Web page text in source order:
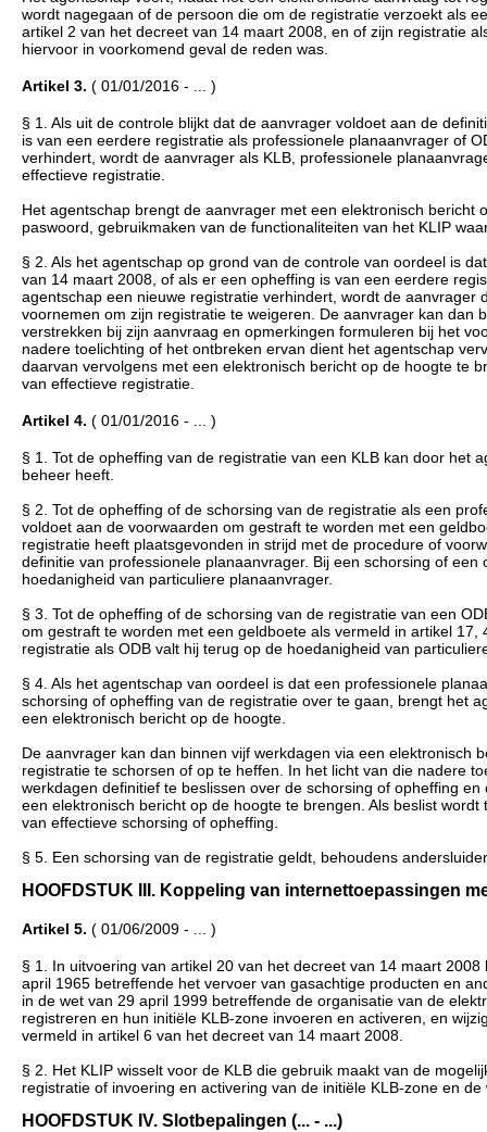
wordt nagegaan of de persoon die om de registratie verzoekt als
artikel 2 van het decreet van 14 maart 2008, en of zijn registratie
hiervoor in voorkomend geval de reden was.
Artikel 3. ( 01/01/2016 - ... )
§ 1. Als uit de controle blijkt dat de aanvrager voldoet aan de
is van een eerdere registratie als professionele planaanvrager of
verhindert, wordt de aanvrager als KLB, professionele
effectieve registratie.
Het agentschap brengt de aanvrager met een elektronisch
paswoord, gebruikmaken van de functionaliteiten van het KLIP
§ 2. Als het agentschap op grond van de controle van oordeel is
van 14 maart 2008, of als er een opheffing is van een eerdere
agentschap een nieuwe registratie verhindert, wordt de
voornemen om zijn registratie te weigeren. De aanvrager kan
verstrekken bij zijn aanvraag en opmerkingen formuleren bij het
nadere toelichting of het ontbreken ervan dient het agentschap
daarvan vervolgens met een elektronisch bericht op de hoogte te
van effectieve registratie.
Artikel 4. ( 01/01/2016 - ... )
§ 1. Tot de opheffing van de registratie van een KLB kan door het
beheer heeft.
§ 2. Tot de opheffing of de schorsing van de registratie als een
voldoet aan de voorwaarden om gestraft te worden met een
registratie heeft plaatsgevonden in strijd met de procedure of
definitie van professionele planaanvrager. Bij een schorsing of
hoedanigheid van particuliere planaanvrager.
§ 3. Tot de opheffing of de schorsing van de registratie van een
om gestraft te worden met een geldboete als vermeld in artikel
registratie als ODB valt hij terug op de hoedanigheid van
§ 4. Als het agentschap van oordeel is dat een professionele
schorsing of opheffing van de registratie over te gaan, brengt het
een elektronisch bericht op de hoogte.
De aanvrager kan dan binnen vijf werkdagen via een
registratie te schorsen of op te heffen. In het licht van die nadere
werkdagen definitief te beslissen over de schorsing of opheffing
een elektronisch bericht op de hoogte te brengen. Als beslist
van effectieve schorsing of opheffing.
§ 5. Een schorsing van de registratie geldt, behoudens
HOOFDSTUK III. Koppeling van internettoepassingen
Artikel 5. ( 01/06/2009 - ... )
§ 1. In uitvoering van artikel 20 van het decreet van 14 maart
april 1965 betreffende het vervoer van gasachtige producten en
in de wet van 29 april 1999 betreffende de organisatie van de
registreren en hun initiële KLB-zone invoeren en activeren, en
vermeld in artikel 6 van het decreet van 14 maart 2008.
§ 2. Het KLIP wisselt voor de KLB die gebruik maakt van de
registratie of invoering en activering van de initiële KLB-zone en
HOOFDSTUK IV. Slotbepalingen (... - ...)